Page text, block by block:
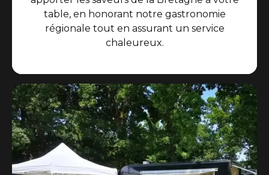
table, en honorant notre gastronomie
régionale tout en assurant un service
chaleureux.